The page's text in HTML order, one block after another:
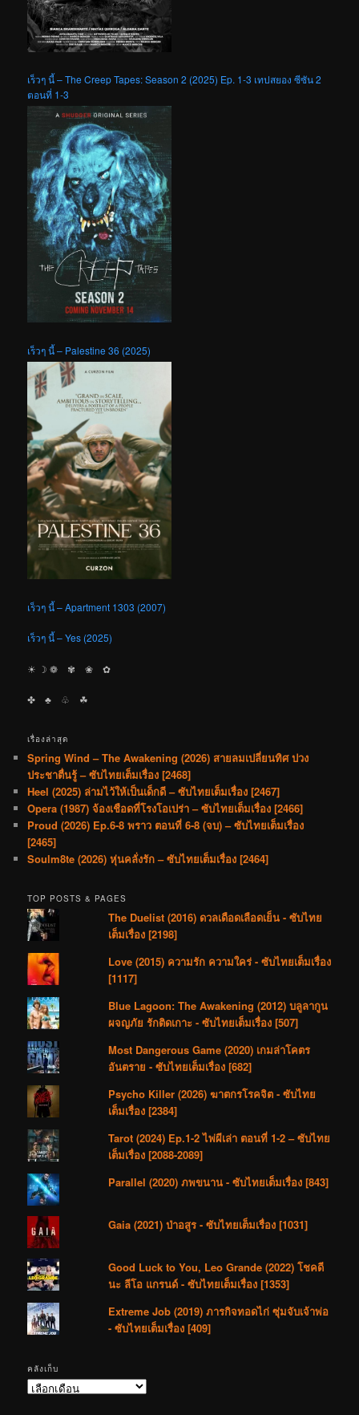
เร็วๆ นี้ – The Creep Tapes: Season 2 (2025) Ep. 1-3 เทปสยอง ซีซัน 2
ตอนที่ 1-3
เร็วๆ นี้ – Palestine 36 (2025)
เร็วๆ นี้ – Apartment 1303 (2007)
เร็วๆ นี้ – Yes (2025)
☀︎ ☽ ❁ ✾ ❀ ✿
✤ ♣︎ ♧ ☘︎
เรื่องล่าสุด
Spring Wind – The Awakening (2026) สายลมเปลี่ยนทิศ ปวง
ประชาตื่นรู้ – ซับไทยเต็มเรื่อง [2468]
Heel (2025) ล่ามไว้ให้เป็นเด็กดี – ซับไทยเต็มเรื่อง [2467]
Opera (1987) จ้องเชือดที่โรงโอเปร่า – ซับไทยเต็มเรื่อง [2466]
Proud (2026) Ep.6-8 พราว ตอนที่ 6-8 (จบ) – ซับไทยเต็มเรื่อง
[2465]
Soulm8te (2026) หุ่นคลั่งรัก – ซับไทยเต็มเรื่อง [2464]
TOP POSTS & PAGES
The Duelist (2016) ดวลเดือดเลือดเย็น - ซับไทย
เต็มเรื่อง [2198]
Love (2015) ความรัก ความใคร่ - ซับไทยเต็มเรื่อง
[1117]
Blue Lagoon: The Awakening (2012) บลูลากูน
ผจญภัย รักติดเกาะ - ซับไทยเต็มเรื่อง [507]
Most Dangerous Game (2020) เกมล่าโคตร
อันตราย - ซับไทยเต็มเรื่อง [682]
Psycho Killer (2026) ฆาตกรโรคจิต - ซับไทย
เต็มเรื่อง [2384]
Tarot (2024) Ep.1-2 ไพ่ผีเล่า ตอนที่ 1-2 – ซับไทย
เต็มเรื่อง [2088-2089]
Parallel (2020) ภพขนาน - ซับไทยเต็มเรื่อง [843]
Gaia (2021) ป่าอสูร - ซับไทยเต็มเรื่อง [1031]
Good Luck to You, Leo Grande (2022) โชคดี
นะ ลีโอ แกรนด์ - ซับไทยเต็มเรื่อง [1353]
Extreme Job (2019) ภารกิจทอดไก่ ซุ่มจับเจ้าพ่อ
- ซับไทยเต็มเรื่อง [409]
คลังเก็บ
คลัง